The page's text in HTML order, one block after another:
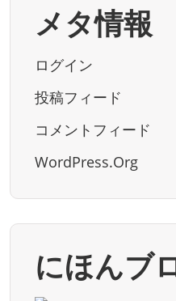
メタ情報
ログイン
投稿フィード
コメントフィード
WordPress.org
にほんブ